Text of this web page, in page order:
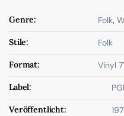
Genre: Folk,
Stile: Folk
Format: Vinyl
Label:
Veröffentlicht: